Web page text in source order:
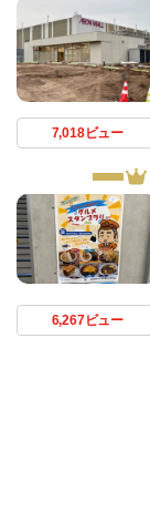
7,018ビュー
6,267ビュー